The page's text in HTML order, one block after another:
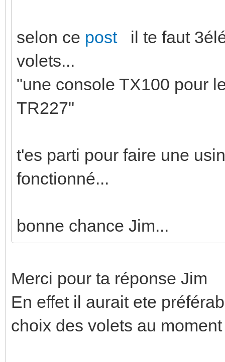
selon ce post
il te faut
volets...
"une console TX100 pour
TR227"
t'es parti pour faire une
fonctionné...
bonne chance Jim...
Merci pour ta réponse Jim
En effet il aurait ete
choix des volets au